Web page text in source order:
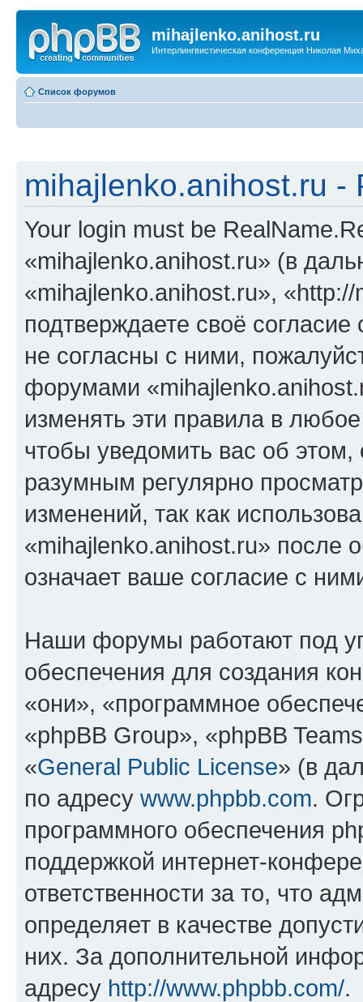
mihajlenko.anihost.ru
Интерлингвистическая конференция Николая
Список форумов
mihajlenko.anihost.ru -
Your login must be
«mihajlenko.anihost.ru» (в
«mihajlenko.anihost.ru»,
подтверждаете своё
не согласны с ними,
форумами
изменять эти правила в
чтобы уведомить вас об
разумным регулярно
изменений, так как
«mihajlenko.anihost.ru» после
означает ваше согласие с
Наши форумы работают под
обеспечения для создания
«они», «программное
«phpBB Group», «phpBB
«General Public License» (в
по адресу www.phpbb.com.
программного обеспечения
поддержкой интернет-
ответственности за то, что
определяет в качестве
них. За дополнительной
адресу http://www.phpbb.com/.